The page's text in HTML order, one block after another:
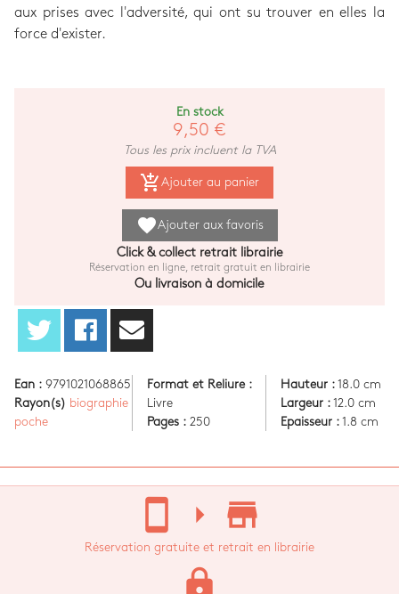
aux prises avec l'adversité, qui ont su trouver en elles la
force d'exister.
En stock
9,50 €
Tous les prix incluent la TVA
add_shopping_cart Ajouter au panier
favoriteAjouter aux favoris
Click & collect retrait librairie
Réservation en ligne, retrait gratuit en librairie
Ou livraison à domicile
Ean : 9791021068865
Rayon(s) biographie
poche
Format et Reliure :
Livre
Pages : 250
Hauteur :18.0 cm
Largeur :12.0 cm
Epaisseur :1.8 cm
stay_current_portrait arrow_right store_mall_directory
Réservation gratuite et retrait en librairie
lock